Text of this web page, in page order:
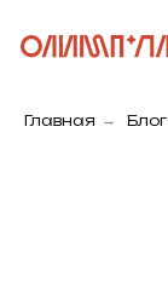
Главная → Блог